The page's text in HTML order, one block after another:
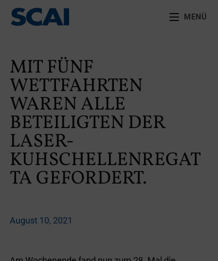
MENÜ
MIT FÜNF
WETTFAHRTEN
WAREN ALLE
BETEILIGTEN DER
LASER-
KUHSCHELLENREGAT
TA GEFORDERT.
August 10, 2021